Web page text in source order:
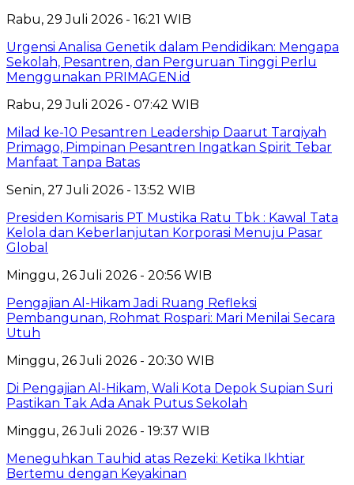
Rabu, 29 Juli 2026 - 16:21 WIB
Urgensi Analisa Genetik dalam Pendidikan: Mengapa
Sekolah, Pesantren, dan Perguruan Tinggi Perlu
Menggunakan PRIMAGEN.id
Rabu, 29 Juli 2026 - 07:42 WIB
Milad ke-10 Pesantren Leadership Daarut Tarqiyah
Primago, Pimpinan Pesantren Ingatkan Spirit Tebar
Manfaat Tanpa Batas
Senin, 27 Juli 2026 - 13:52 WIB
Presiden Komisaris PT Mustika Ratu Tbk : Kawal Tata
Kelola dan Keberlanjutan Korporasi Menuju Pasar
Global
Minggu, 26 Juli 2026 - 20:56 WIB
Pengajian Al-Hikam Jadi Ruang Refleksi
Pembangunan, Rohmat Rospari: Mari Menilai Secara
Utuh
Minggu, 26 Juli 2026 - 20:30 WIB
Di Pengajian Al-Hikam, Wali Kota Depok Supian Suri
Pastikan Tak Ada Anak Putus Sekolah
Minggu, 26 Juli 2026 - 19:37 WIB
Meneguhkan Tauhid atas Rezeki: Ketika Ikhtiar
Bertemu dengan Keyakinan